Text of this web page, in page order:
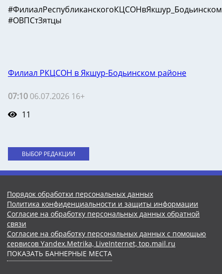
#ОВПСтЗятцы
Филиал РКЦСОН в Якшур-Бодьинском районе
07:10 06.07.2026 16+
11
ВЫБОР РЕДАКЦИИ
Порядок обработки персональных данных
Политика конфиденциальности и защиты информации
Согласие на обработку персональных данных обратной
связи
Согласие на обработку персональных данных с помощью
сервисов Yandex.Metrika, LiveInternet, top.mail.ru
ПОКАЗАТЬ БАННЕРНЫЕ МЕСТА